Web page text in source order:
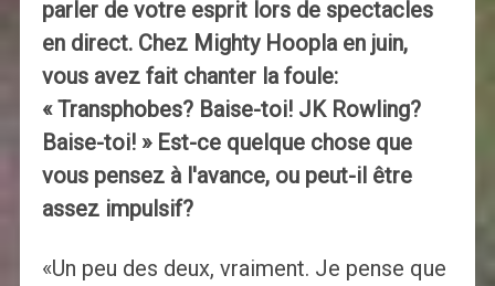
parler de votre esprit lors de spectacles
en direct. Chez Mighty Hoopla en juin,
vous avez fait chanter la foule:
« Transphobes? Baise-toi! JK Rowling?
Baise-toi! » Est-ce quelque chose que
vous pensez à l'avance, ou peut-il être
assez impulsif?
«Un peu des deux, vraiment. Je pense que